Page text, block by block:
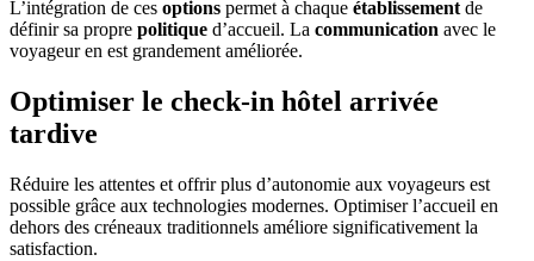
L’intégration de ces options permet à chaque établissementde
définir sa propre politique d’accueil. La communication avec le
voyageur en est grandement améliorée.
Optimiser le check-in hôtel arrivée
tardive
Réduire les attentes et offrir plus d’autonomie aux voyageurs est
possible grâce aux technologies modernes. Optimiser l’accueil en
dehors des créneaux traditionnels améliore significativement la
satisfaction.